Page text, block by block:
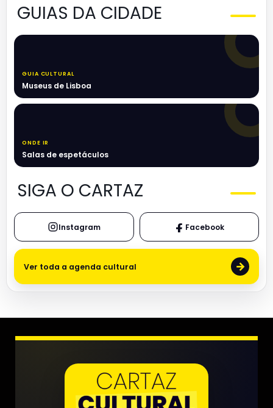
GUIAS DA CIDADE
GUIA CULTURAL
Museus de Lisboa
ONDE IR
Salas de espetáculos
SIGA O CARTAZ
Instagram Facebook
Ver toda a agenda cultural →